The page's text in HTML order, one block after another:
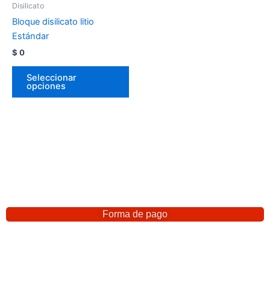
Disilicato
Bloque disilicato litio
Estándar
$ 0
Seleccionar
opciones
Forma de pago